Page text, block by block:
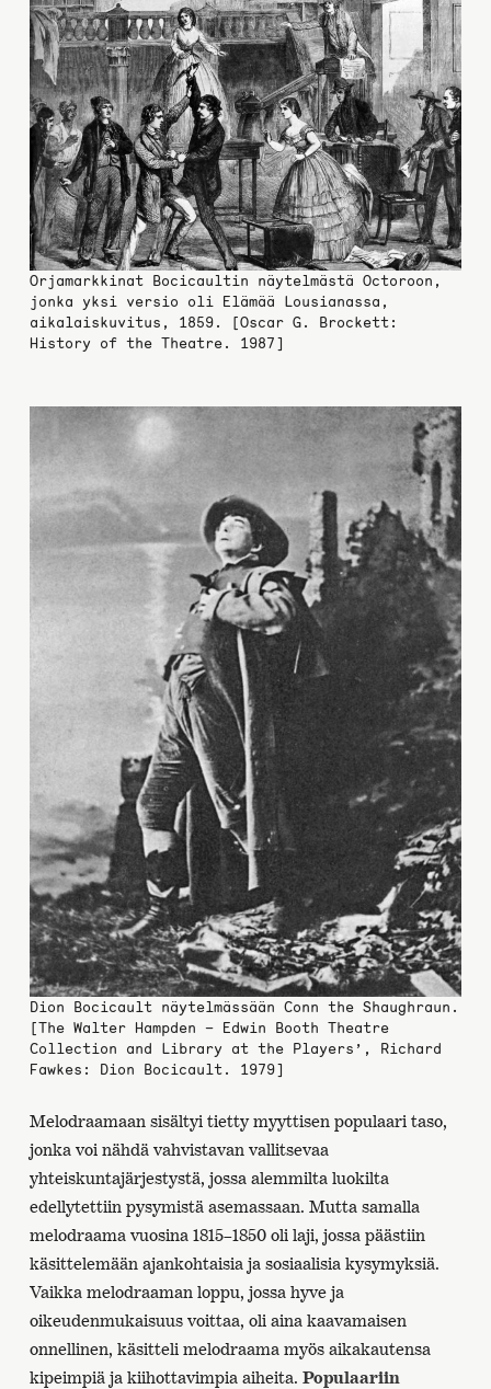
Orjamarkkinat Bocicaultin näytelmästä Octoroon,
jonka yksi versio oli Elämää Lousianassa,
aikalaiskuvitus, 1859. [Oscar G. Brockett:
History of the Theatre. 1987]
Dion Bocicault näytelmässään Conn the Shaughraun.
[The Walter Hampden – Edwin Booth Theatre
Collection and Library at the Players’, Richard
Fawkes: Dion Bocicault. 1979]
Melodraamaan sisältyi tietty myyttisen populaari taso,
jonka voi nähdä vahvistavan vallitsevaa
yhteiskuntajärjestystä, jossa alemmilta luokilta
edellytettiin pysymistä asemassaan. Mutta samalla
melodraama vuosina 1815–1850 oli laji, jossa päästiin
käsittelemään ajankohtaisia ja sosiaalisia kysymyksiä.
Vaikka melodraaman loppu, jossa hyve ja
oikeudenmukaisuus voittaa, oli aina kaavamaisen
onnellinen, käsitteli melodraama myös aikakautensa
kipeimpiä ja kiihottavimpia aiheita. Populaariin